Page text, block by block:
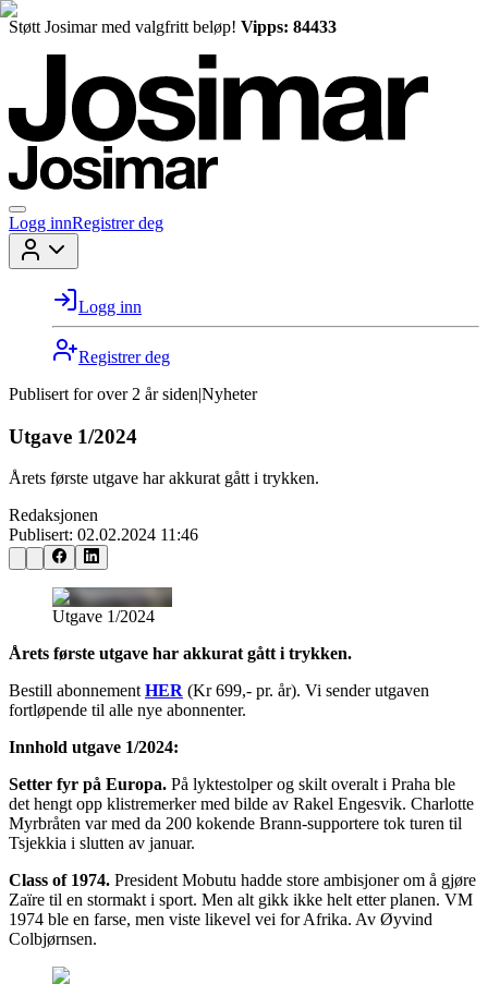
Støtt Josimar med valgfritt beløp! Vipps: 84433
Logg innRegistrer deg
Logg inn
Registrer deg
Publisert for over 2 år siden|Nyheter
Utgave 1/2024
Årets første utgave har akkurat gått i trykken.
Redaksjonen
Publisert: 02.02.2024 11:46
Utgave 1/2024
Årets første utgave har akkurat gått i trykken.
Bestill abonnement HER (Kr 699,- pr. år). Vi sender utgaven
fortløpende til alle nye abonnenter.
Innhold utgave 1/2024:
Setter fyr på Europa. På lyktestolper og skilt overalt i Praha ble
det hengt opp klistremerker med bilde av Rakel Engesvik. Charlotte
Myrbråten var med da 200 kokende Brann-supportere tok turen til
Tsjekkia i slutten av januar.
Class of 1974. President Mobutu hadde store ambisjoner om å gjøre
Zaïre til en stormakt i sport. Men alt gikk ikke helt etter planen. VM
1974 ble en farse, men viste likevel vei for Afrika. Av Øyvind
Colbjørnsen.